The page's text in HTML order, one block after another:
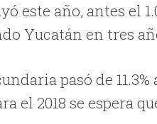
este año, antes el
Yucatán en tres
pasó de
el 2018 se espera